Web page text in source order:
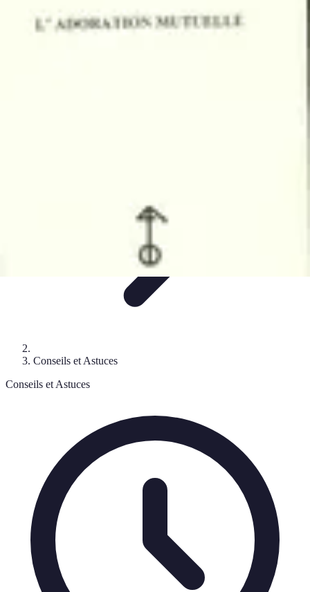
Comparateur MutuellePro
Guide d'utilisation Comparateurscomparateur mutuelle pro
conseils
Conseils et Astuces
Conseils et Astuces